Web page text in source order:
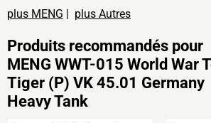
plus MENG | plus Autres
Produits recommandés pour
MENG WWT-015 World War
Tiger (P) VK 45.01 Germany
Heavy Tank